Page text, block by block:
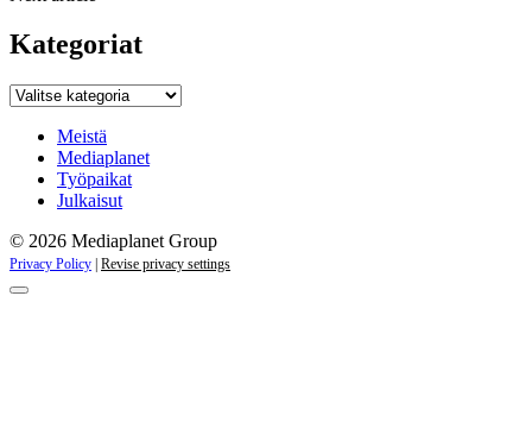
Kategoriat
Kategoriat
Meistä
Mediaplanet
Työpaikat
Julkaisut
© 2026 Mediaplanet Group
Privacy Policy Revise privacy settings